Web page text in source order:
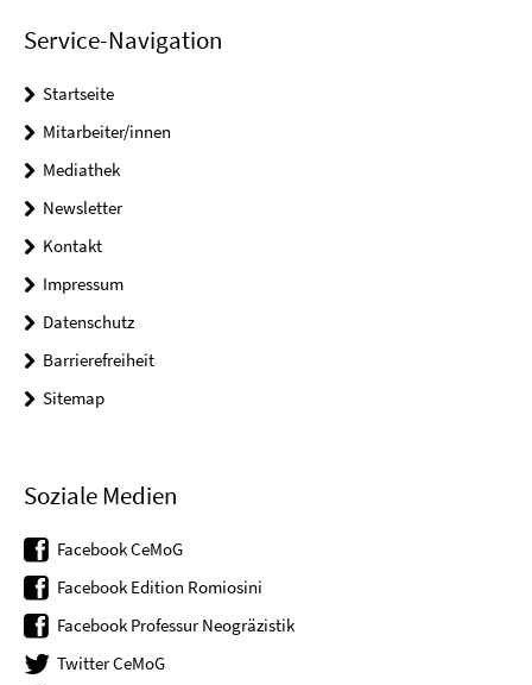
Service-Navigation
Startseite
Mitarbeiter/innen
Mediathek
Newsletter
Kontakt
Impressum
Datenschutz
Barrierefreiheit
Sitemap
Soziale Medien
Facebook CeMoG
Facebook Edition Romiosini
Facebook Professur Neogräzistik
Twitter CeMoG